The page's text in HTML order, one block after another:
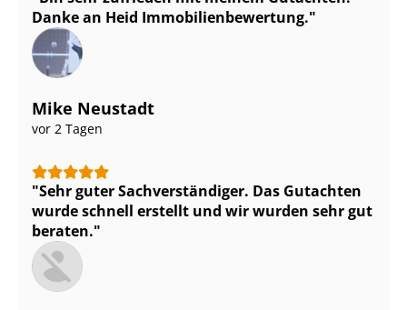
Danke an Heid Im­mo­bi­li­en­be­wer­tung.
Mike Neustadt
vor 2 Tagen
Sehr guter Sach­ver­stän­di­ger. Das Gutachten
wurde schnell erstellt und wir wurden sehr gut
beraten.